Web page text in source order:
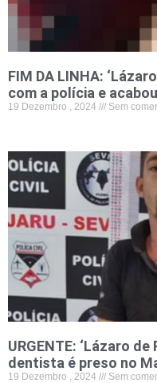
FIM DA LINHA:
com a polícia e
19 Dezembro , 2024 Sem
URGENTE: ‘Lázaro
dentista é preso no
19 Dezembro , 2024 Sem